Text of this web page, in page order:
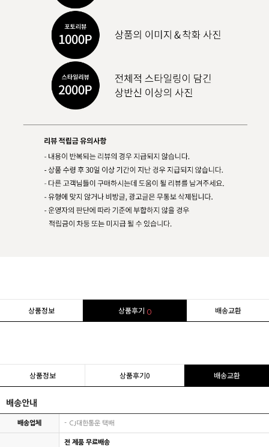
상품정보 상품후기 0 배송교환
상품정보 상품후기0 배송교환
배송안내
배송업체 CJ대한통운 택배
전 제품 무료배송